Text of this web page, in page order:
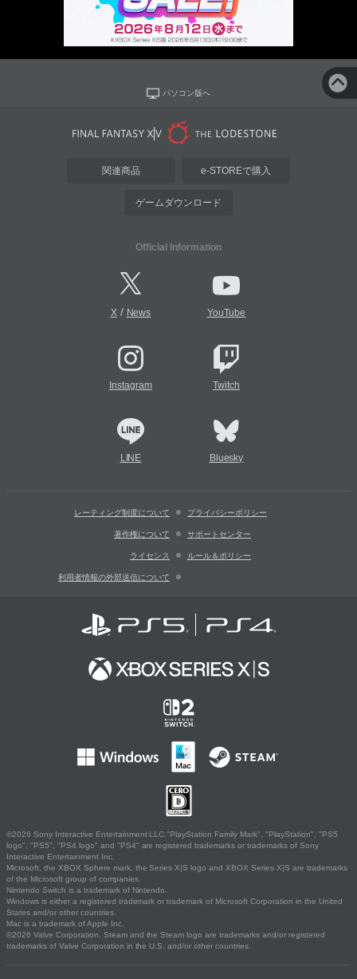
パソコン版へ
関連商品 e-STOREで購入
ゲームダウンロード
Official Information
X/ News YouTube
Instagram Twitch
LINE Bluesky
レーティング制度について プライバシーポリシー
著作権について サポートセンター
ライセンス ルール＆ポリシー
利用者情報の外部送信について
©2026 Sony Interactive Entertainment LLC."PlayStation Family Mark", "PlayStation", "PS5
logo", "PS5", "PS4 logo" and "PS4" are registered trademarks or trademarks of Sony
Interactive Entertainment Inc.
Microsoft, the XBOX Sphere mark, the Series X|S logo and XBOX Series X|S are trademarks
of the Microsoft group of companies.
Nintendo Switch is a trademark of Nintendo.
Windows is either a registered trademark or trademark of Microsoft Corporation in the United
States and/or other countries.
Mac is a trademark of Apple Inc.
©2026 Valve Corporation. Steam and the Steam logo are trademarks and/or registered
trademarks of Valve Corporation in the U.S. and/or other countries.